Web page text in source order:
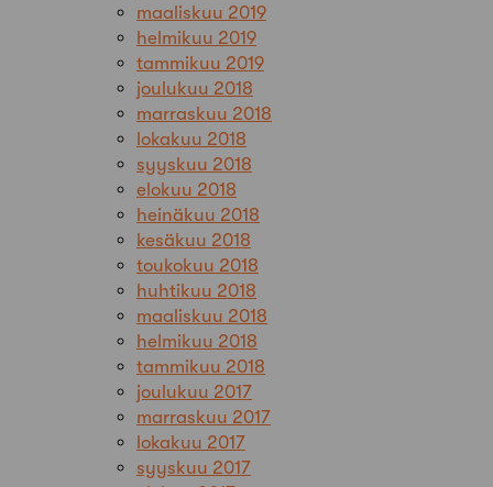
maaliskuu 2019
helmikuu 2019
tammikuu 2019
joulukuu 2018
marraskuu 2018
lokakuu 2018
syyskuu 2018
elokuu 2018
heinäkuu 2018
kesäkuu 2018
toukokuu 2018
huhtikuu 2018
maaliskuu 2018
helmikuu 2018
tammikuu 2018
joulukuu 2017
marraskuu 2017
lokakuu 2017
syyskuu 2017